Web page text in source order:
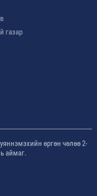
газар
өргөн чөлөө 2-
аймаг.